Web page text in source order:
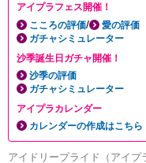
アイプラフェス開催！
こころの評価/
愛の評価
ガチャシミュレーター
沙季誕生日ガチャ開催！
沙季の評価
ガチャシミュレーター
アイプラカレンダー
カレンダーの作成はこちら
アイドリープライド（アイ